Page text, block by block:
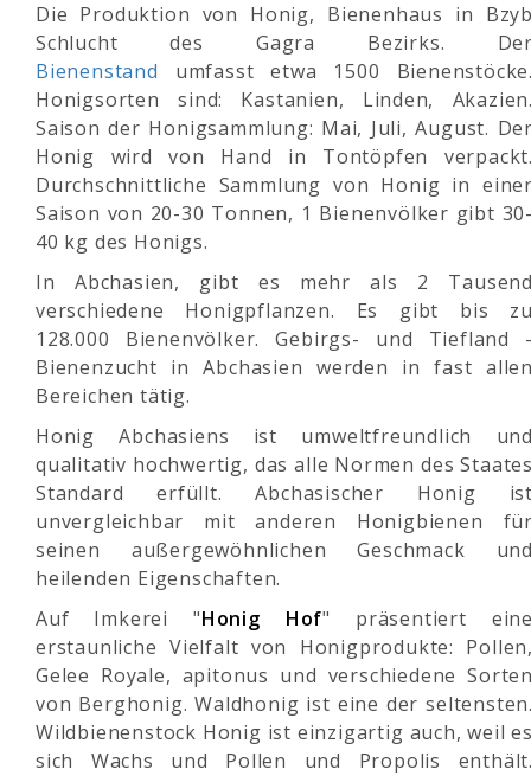
Die Produktion von Honig, Bienenhaus in
Schlucht des Gagra Bezirks.
Bienenstand umfasst etwa 1500
Honigsorten sind: Kastanien, Linden,
Saison der Honigsammlung: Mai, Juli, August.
Honig wird von Hand in Tontöpfen
Durchschnittliche Sammlung von Honig in
Saison von 20-30 Tonnen, 1 Bienenvölker gibt
40 kg des Honigs.
In Abchasien, gibt es mehr als 2
verschiedene Honigpflanzen. Es gibt bis
128.000 Bienenvölker. Gebirgs- und Tiefland
Bienenzucht in Abchasien werden in fast
Bereichen tätig.
Honig Abchasiens ist umweltfreundlich
qualitativ hochwertig, das alle Normen des
Standard erfüllt. Abchasischer Honig
unvergleichbar mit anderen Honigbienen
seinen außergewöhnlichen Geschmack
heilenden Eigenschaften.
Auf Imkerei "Honig Hof" präsentiert
erstaunliche Vielfalt von Honigprodukte:
Gelee Royale, apitonus und verschiedene
von Berghonig. Waldhonig ist eine der
Wildbienenstock Honig ist einzigartig auch, weil
sich Wachs und Pollen und Propolis